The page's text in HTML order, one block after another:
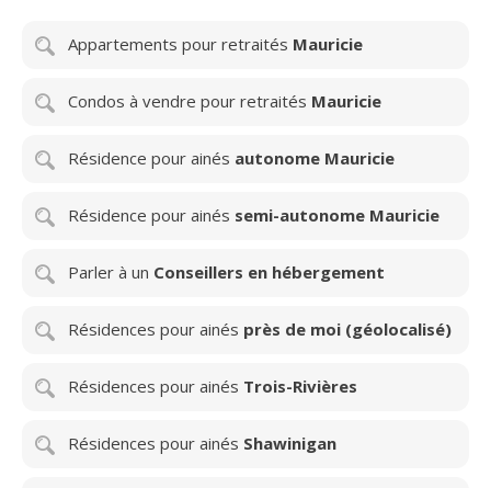
Appartements pour retraités Mauricie
Condos à vendre pour retraités Mauricie
Résidence pour ainés autonome Mauricie
Résidence pour ainés semi-autonome Mauricie
Parler à un Conseillers en hébergement
Résidences pour ainés près de moi (géolocalisé)
Résidences pour ainés Trois-Rivières
Résidences pour ainés Shawinigan